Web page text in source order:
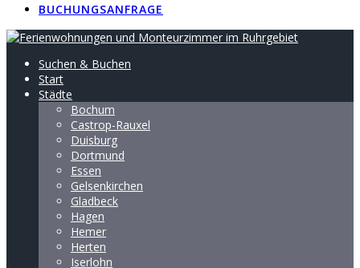
BUCHUNGSANFRAGE
Suchen & Buchen
Start
Städte
Bochum
Castrop-Rauxel
Duisburg
Dortmund
Essen
Gelsenkirchen
Gladbeck
Hagen
Hemer
Herten
Iserlohn